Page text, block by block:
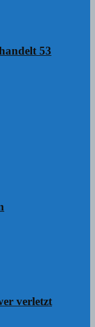
53
verletzt